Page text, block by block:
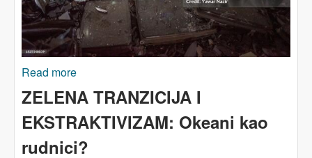
Read more
rudnici elektronskog otpada?
ZELENA TRANZICIJA I
EKSTRAKTIVIZAM: Okeani kao
rudnici?